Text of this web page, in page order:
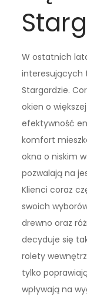
W ostatnich
interesujących
Stargardzie.
okien o
efektywność
komfort
okna o niskim
pozwalają na
Klienci coraz
swoich
drewno oraz
decyduje się
rolety
tylko
wpływają na